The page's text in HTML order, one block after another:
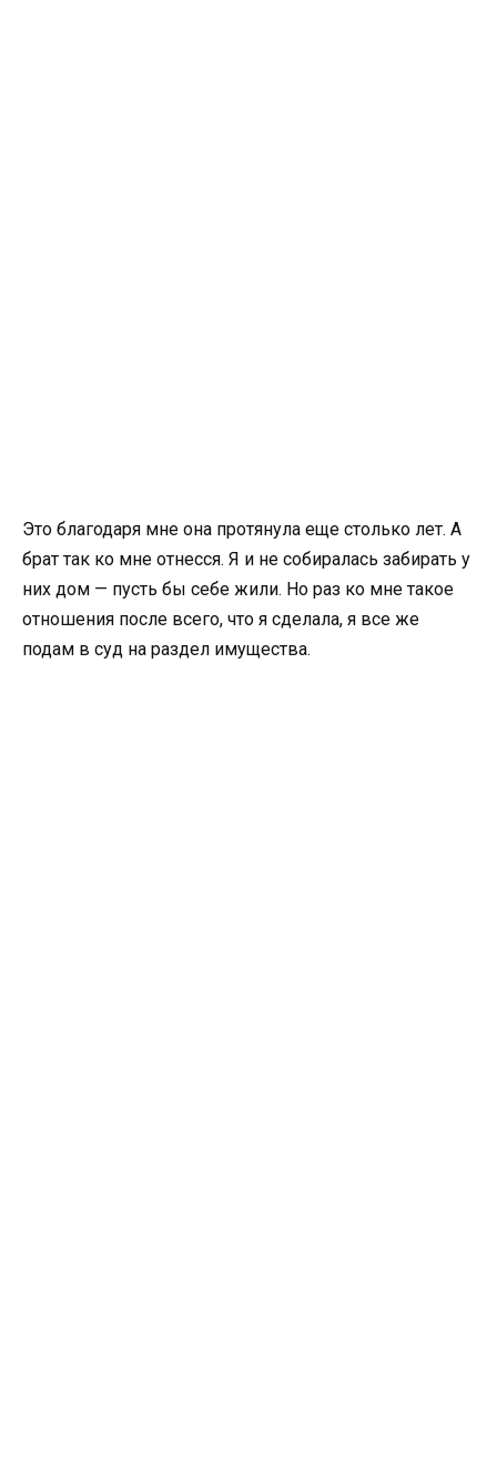
Это благодаря мне она протянула еще столько лет. А
брат так ко мне отнесся. Я и не собиралась забирать у
них дом — пусть бы себе жили. Но раз ко мне такое
отношения после всего, что я сделала, я все же
подам в суд на раздел имущества.